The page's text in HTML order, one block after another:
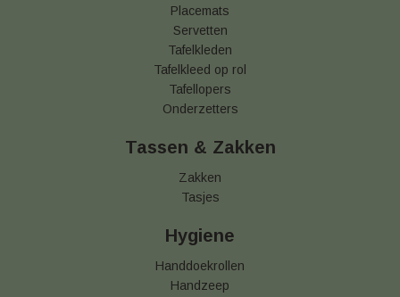
Placemats
Servetten
Tafelkleden
Tafelkleed op rol
Tafellopers
Onderzetters
Tassen & Zakken
Zakken
Tasjes
Hygiene
Handdoekrollen
Handzeep